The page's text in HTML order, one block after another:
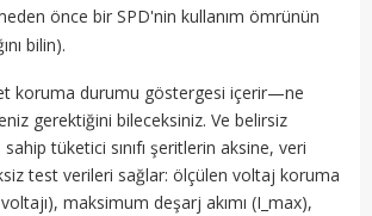
önce bir SPD'nin kullanım ömrünün
bilin).
koruma durumu göstergesi içerir—ne
gerektiğini bileceksiniz. Ve belirsiz
sahip tüketici sınıfı şeritlerin aksine, veri
test verileri sağlar: ölçülen voltaj koruma
maksimum deşarj akımı (I_max),